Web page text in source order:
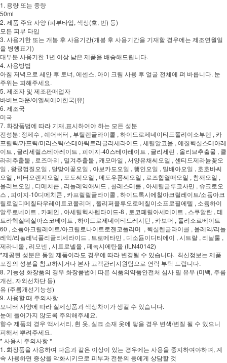
1. 용량 또는 중량
50ml
2. 제품 주요 사양 (피부타입, 색상(호, 번) 등)
모든 피부 타입
3. 사용기한 또는 개봉 후 사용기간(개봉 후 사용기간을 기재할 경우에는 제조연월일
을 병행표기)
대부분 사용기한 1년 이상 남은 제품을 배송해드립니다.
4. 사용방법
아침 저녁으로 세안 후 토너, 에센스, 아이 크림 사용 후 얼굴 전체에 펴 바릅니다. 눈
주위는 피해주세요.
5. 제조자 및 제조판매업자
바비브라운/이엘씨에이한국(유)
6. 제조국
미국
7. 화장품법에 따라 기재,표시하여야 하는 모든 성분
전성분: 정제수 , 쉐어버터 , 부틸렌글라이콜 , 하이드로제네이티드폴리이소부텐 , 카
프릴릭/카프릭/미리스틱/스테아릭트리글리세라이드 , 세틸알코올 , 에칠헥실스테아레
이트 , 글리세릴스테아레이트 , 피이지-40스테아레이트 , 글리세린 , 올리브추출물 , 클
라리추출물 , 로즈마리 , 밀겨추출물 , 캐모마일 , 서양유채씨오일 , 센티드제라늄꽃오
일 , 왕귤껍질오일 , 달맞이꽃오일 , 아보카도오일 , 행인오일 , 밀배아오일 , 호호바씨
오일 , 비터오렌지오일 , 포도씨오일 , 메도우폼씨오일 , 로즈힙열매오일 , 참깨오일 ,
올리브오일 , 디메치콘 , 리놀레익애씨드 , 콜레스테롤 , 아세틸글루코사민 , 슈크로오
스 , 피이지-10디메치콘 , 카프릴릴글라이콜 , 하이드록시에칠아크릴레이트/소듐아크
릴로일디메칠타우레이트코폴리머 , 폴리퍼플루오로메칠이소프로필에텔 , 소듐하이
알루로네이트 , 카페인 , 아세틸헥사펩타이드-8 , 토코페릴아세테이트 , 스쿠알란 , 테
트라헥실데실아스코베이트 , 하이드로제네이티드레시틴 , 카보머 , 폴리소르베이트
60 , 소듐아크릴레이트/아크릴로나이트로젠코폴리머 , 헥실렌글라이콜 , 올레익/리놀
레익/리놀레닉폴리글리세라이드 , 트로메타민 , 디소듐이디티에이 , 시트랄 , 리날룰 ,
제라니올 , 리모넨 , 시트로넬올 , 페녹시에탄올 (ILN40142)
*제공된 성분은 동일 제품이라도 경우에 따라 변경될 수 있습니다. 최신정보는 제품
포장의 성분을 참고하시거나 본사 고객관리지원팀으로 연락 부탁 드립니다.
8. 기능성 화장품의 경우 화장품법에 따른 식품의약품안전처 심사 필 유무 (미백, 주름
개선, 자외선차단 등)
유 (주름개선기능성)
9. 사용할 때 주의사항
모니터 사양에 따라 실제상품과 색상차이가 생길 수 있습니다.
눈에 들어가지 않도록 주의해주세요.
향수 제품의 경우 액세서리, 흰 옷, 실크 소재 옷에 닿을 경우 변색/변질 될 수 있으니
피해서 뿌려주세요.
* 사용시 주의사항 *
1. 화장품을 사용하여 다음과 같은 이상이 있는 경우에는 사용을 중지하여야하며, 계
속 사용하면 증상을 악화시키므로 피부과 전문의 등에게 상담할 것